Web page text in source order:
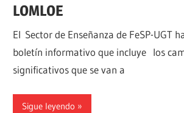
LOMLOE
El Sector de Enseñanza de FeSP-UGT
boletín informativo que incluye los
significativos que se van a
Sigue leyendo